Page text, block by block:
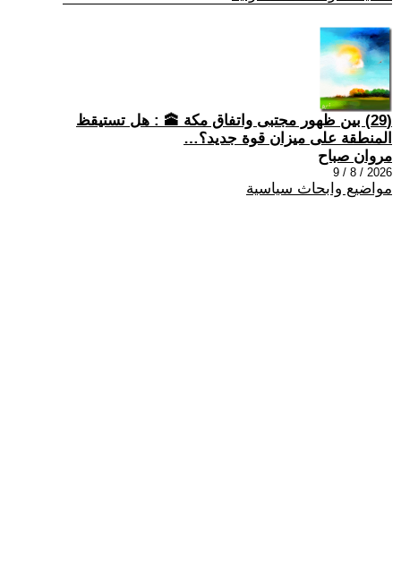
(29) بين ظهور مجتبى واتفاق مكة 🕋 : هل تستيقظ
المنطقة على ميزان قوة جديد؟…
مروان صباح
2026 / 8 / 9
مواضيع وابحاث سياسية